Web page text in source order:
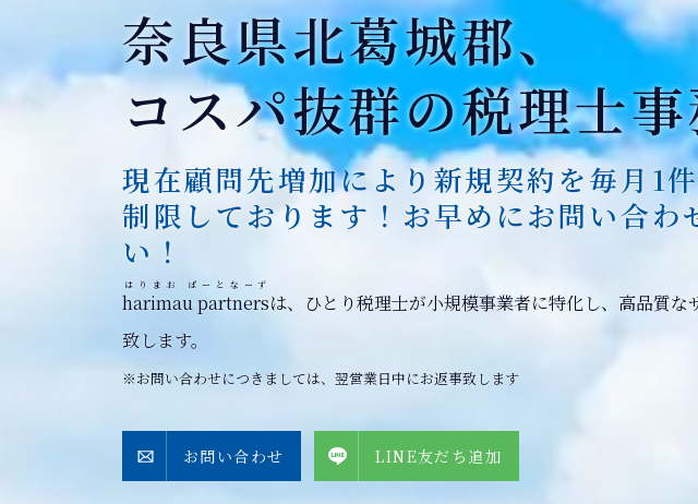
奈良県北葛城郡、
コスパ抜群の税理士
現在顧問先増加により新規契約を毎月1
制限しております！お早めにお問い合わ
い！
harimau partners
はりまお ぱーとなーず
は、ひとり税理士が小規模事業者に特化し、高品質な
致します。
※お問い合わせにつきましては、翌営業日中にお返事致します
お問い合わせ LINE友だち追加